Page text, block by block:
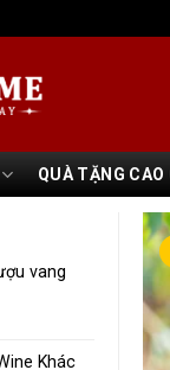
QUÀ TẶNG CAO
vang
Khác